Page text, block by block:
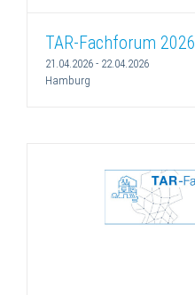
TAR-Fachforum 2026
21.04.2026 - 22.04.2026
Hamburg